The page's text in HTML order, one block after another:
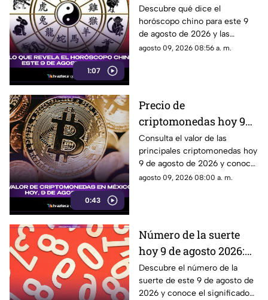
1:07
las predicciones según
tu signo oriental
Descubre qué dice el
horóscopo chino para este 9
de agosto de 2026 y las
predicciones para cada signo
agosto 09, 2026 08:56 a. m.
0:43
Precio de
criptomonedas hoy 9
de agosto 2026 en
México: consulta su
valor actualizado
Consulta el valor de las
principales criptomonedas hoy
9 de agosto de 2026 y conoce
cómo cotizan en México.
agosto 09, 2026 08:00 a. m.
Número de la suerte
hoy 9 de agosto 2026:
descubre el mensaje de
la numerología para ti
Descubre el número de la
suerte de este 9 de agosto de
2026 y conoce el significado